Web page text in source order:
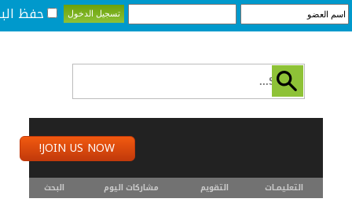
حفظ
JOIN US NOW!
التعليمـــات التقويم مشاركات اليوم البحث